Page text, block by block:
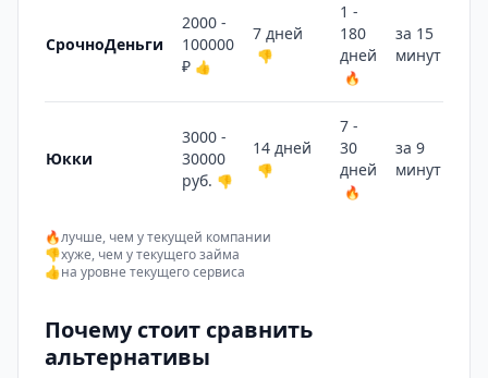
СрочноДеньги
2000 -
100000
₽ 👍
7 дней
👎
1 -
180
дней
🔥
за 15
минут
Юкки
3000 -
30000
руб. 👎
14 дней
👎
7 -
30
дней
🔥
за 9
минут
🔥лучше, чем у текущей компании
👎хуже, чем у текущего займа
👍на уровне текущего сервиса
Почему стоит сравнить
альтернативы